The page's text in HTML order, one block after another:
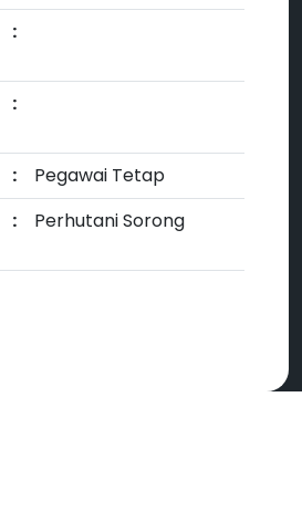
:
:
:
Pegawai Tetap
: Perhutani Sorong